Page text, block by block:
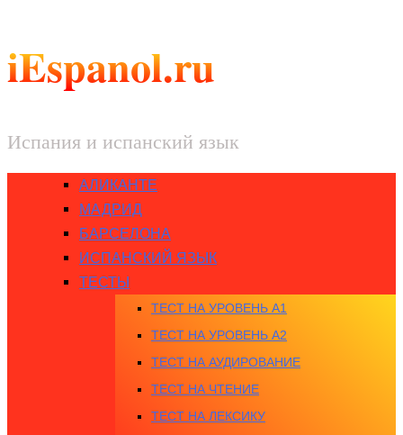
iEspanol.ru
Испания и испанский язык
АЛИКАНТЕ
МАДРИД
БАРСЕЛОНА
ИСПАНСКИЙ ЯЗЫК
ТЕСТЫ
ТЕСТ НА УРОВЕНЬ A1
ТЕСТ НА УРОВЕНЬ A2
ТЕСТ НА АУДИРОВАНИЕ
ТЕСТ НА ЧТЕНИЕ
ТЕСТ НА ЛЕКСИКУ